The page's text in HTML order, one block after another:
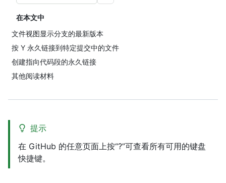
在本文中
文件视图显示分支的最新版本
按 Y 永久链接到特定提交中的文件
创建指向代码段的永久链接
其他阅读材料
提示
在 GitHub 的任意页面上按“?”可查看所有可用的键盘
快捷键。